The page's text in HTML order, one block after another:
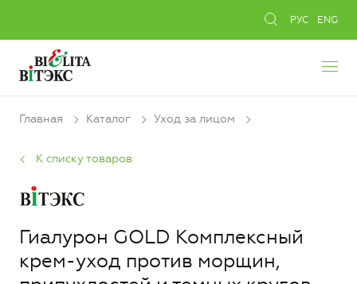
РУС ENG
Главная Каталог Уход за лицом
К списку товаров
Гиалурон GOLD Комплексный
крем-уход против морщин,